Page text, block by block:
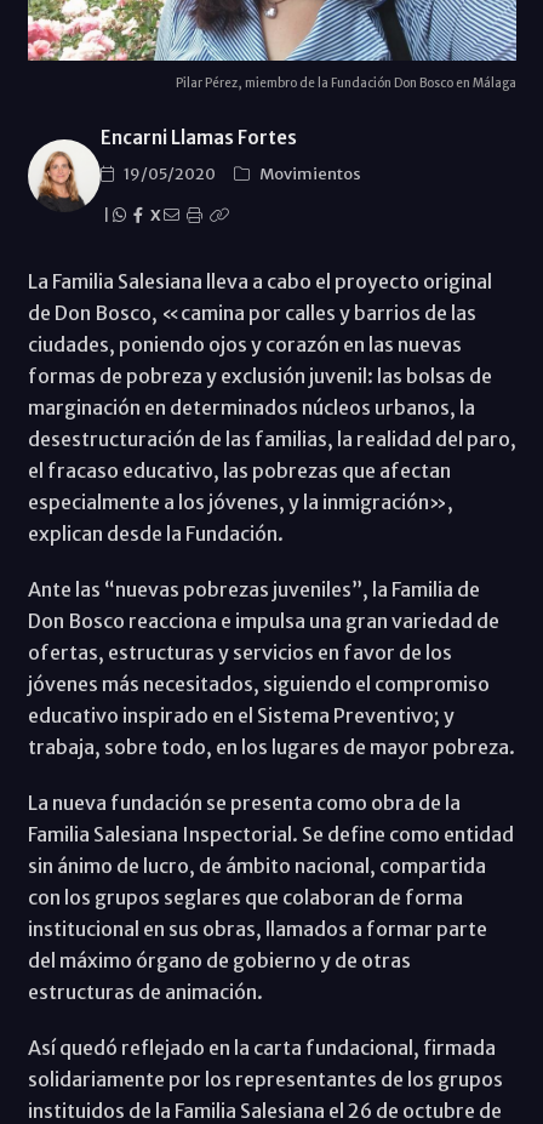
Pilar Pérez, miembro de la Fundación Don Bosco en Málaga
Encarni Llamas Fortes
19/05/2020
Movimientos
X
La Familia Salesiana lleva a cabo el proyecto original
de Don Bosco, «camina por calles y barrios de las
ciudades, poniendo ojos y corazón en las nuevas
formas de pobreza y exclusión juvenil: las bolsas de
marginación en determinados núcleos urbanos, la
desestructuración de las familias, la realidad del paro,
el fracaso educativo, las pobrezas que afectan
especialmente a los jóvenes, y la inmigración»,
explican desde la Fundación.
Ante las “nuevas pobrezas juveniles”, la Familia de
Don Bosco reacciona e impulsa una gran variedad de
ofertas, estructuras y servicios en favor de los
jóvenes más necesitados, siguiendo el compromiso
educativo inspirado en el Sistema Preventivo; y
trabaja, sobre todo, en los lugares de mayor pobreza.
La nueva fundación se presenta como obra de la
Familia Salesiana Inspectorial. Se define como entidad
sin ánimo de lucro, de ámbito nacional, compartida
con los grupos seglares que colaboran de forma
institucional en sus obras, llamados a formar parte
del máximo órgano de gobierno y de otras
estructuras de animación.
Así quedó reflejado en la carta fundacional, firmada
solidariamente por los representantes de los grupos
instituidos de la Familia Salesiana el 26 de octubre de